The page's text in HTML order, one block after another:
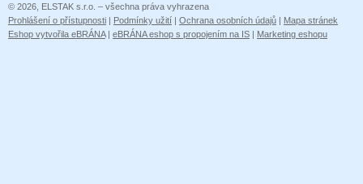
© 2026, ELSTAK s.r.o. – všechna práva vyhrazena
Prohlášení o přístupnosti | Podmínky užití | Ochrana osobních údajů | Mapa stránek
Eshop vytvořila eBRÁNA| eBRÁNA eshop s propojením na IS | Marketing eshopu